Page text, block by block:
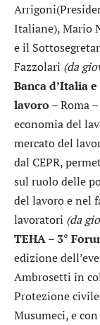
Italiane), Mario
e il
Fazzolari (da
Banca d’Italia
lavoro – Roma
economia del
mercato del
dal CEPR,
sul ruolo delle
del lavoro e nel
lavoratori (da
TEHA – 3°
edizione
Ambrosetti in
Protezione
Musumeci, e